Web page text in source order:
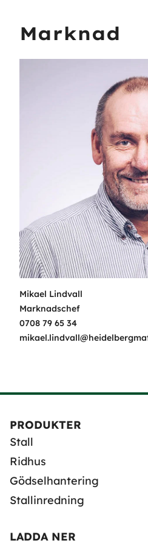
Marknad
Mikael Lindvall
Marknadschef
0708 79 65 34
PRODUKTER
Stall
Ridhus
Gödselhantering
Stallinredning
LADDA NER